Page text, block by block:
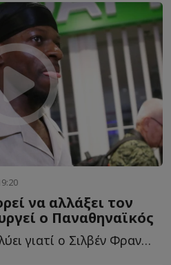
να αλλάξει τον
ο Παναθηναϊκός
Η Δώρα Παντέλη αναλύει γιατί ο Σιλβέν Φρανσίσκο μπορεί ν...